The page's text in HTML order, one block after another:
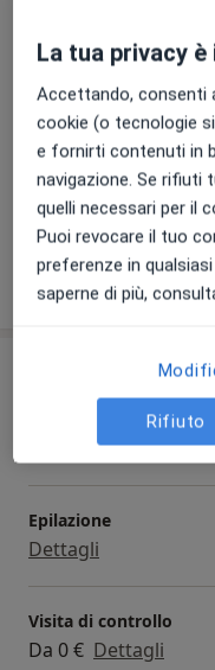
Visualizza galleria
Prestazioni e prezzi
Acido ialuronico
Da 200 € Dettagli
Epilazione
Dettagli
Visita di controllo
Da 0 € Dettagli
La tua privacy
Accettando, consenti
cookie (o tecnologie
e fornirti contenuti in
navigazione. Se rifiuti
quelli necessari per il
Puoi revocare il tuo
preferenze in
saperne di più,
Rifiuto